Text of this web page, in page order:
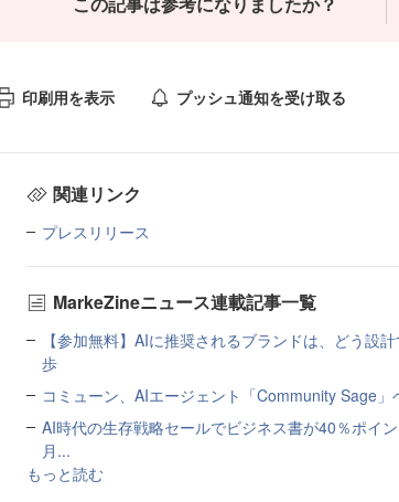
印刷用を表示 プッシュ通知を受け取る
関連リンク
プレスリリース
MarkeZineニュース連載記事一覧
【参加無料】AIに推奨されるブランドは、どう設
歩
コミューン、AIエージェント「Community Sage」
AI時代の生存戦略セールでビジネス書が40％ポイ
月...
もっと読む